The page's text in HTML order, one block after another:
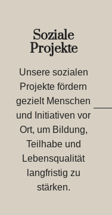
Soziale
Projekte
Unsere sozialen
Projekte fördern
gezielt Menschen
und Initiativen vor
Ort, um Bildung,
Teilhabe und
Lebensqualität
langfristig zu
stärken.